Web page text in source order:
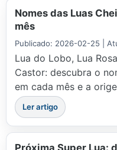
Nomes das Luas
mês
Publicado: 2026-02-25 |
Lua do Lobo, Lua
Castor: descubra o
em cada mês e a
Ler artigo
Próxima Super Lua: